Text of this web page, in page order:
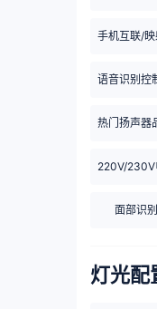
手机互联/
语音识别控
热门扬声器
220V/230V
面部识别
灯光配